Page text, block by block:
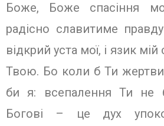
Боже, Боже спасіння
радісно славитиме
відкрий уста мої, і язик
Твою. Бо коли б Ти жертви
би я: всепалення Ти не
Богові – це дух